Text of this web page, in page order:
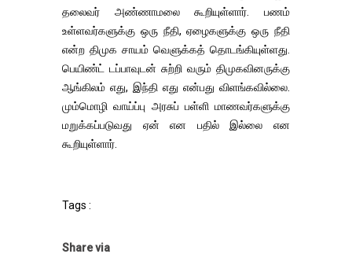
தலைவர் அண்ணாமலை கூறியுள்ளார். பணம்
உள்ளவர்களுக்கு ஒரு நீதி, ஏழைகளுக்கு ஒரு நீதி
என்ற திமுக சாயம் வெளுக்கத் தொடங்கியுள்ளது.
பெயிண்ட் டப்பாவுடன் சுற்றி வரும் திமுகவினருக்கு
ஆங்கிலம் எது, இந்தி எது என்பது விளங்கவில்லை.
மும்மொழி வாய்ப்பு அரசுப் பள்ளி மாணவர்களுக்கு
மறுக்கப்படுவது ஏன் என பதில் இல்லை என
கூறியுள்ளார்.
Tags :
Share via